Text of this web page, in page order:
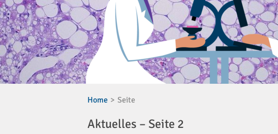
Home Seite
Aktuelles – Seite 2